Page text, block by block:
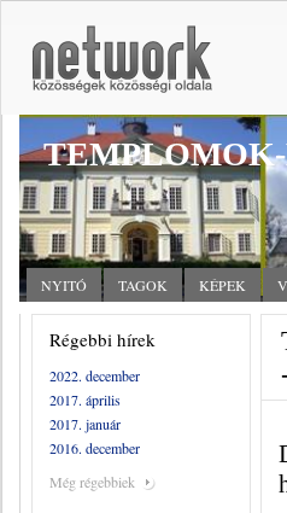
NYITÓ TAGOK KÉPEK
Régebbi hírek
2022. december
2017. április
2017. január
2016. december
Még régebbiek